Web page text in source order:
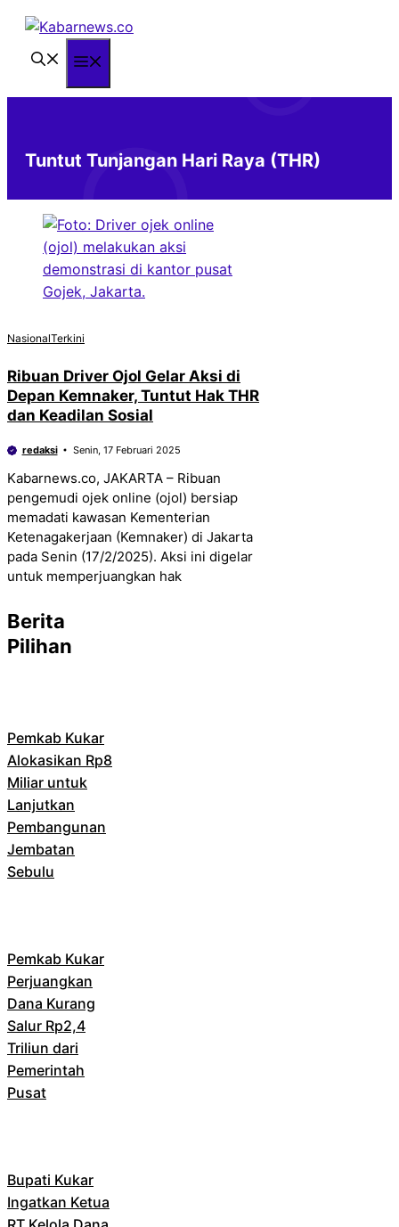
Langsung
Tuntut Tunjangan Hari Raya (THR)
NasionalTerkini
Ribuan Driver Ojol Gelar Aksi di
Depan Kemnaker, Tuntut Hak THR
dan Keadilan Sosial
redaksi Senin, 17 Februari 2025
Kabarnews.co, JAKARTA – Ribuan
pengemudi ojek online (ojol) bersiap
memadati kawasan Kementerian
Ketenagakerjaan (Kemnaker) di Jakarta
pada Senin (17/2/2025). Aksi ini digelar
untuk memperjuangkan hak
Berita
Pilihan
Pemkab Kukar
Alokasikan Rp8
Miliar untuk
Lanjutkan
Pembangunan
Jembatan
Sebulu
Pemkab Kukar
Perjuangkan
Dana Kurang
Salur Rp2,4
Triliun dari
Pemerintah
Pusat
Bupati Kukar
Ingatkan Ketua